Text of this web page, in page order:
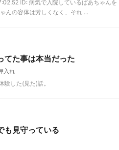
ID: 病気で入院しているばあちゃんを
んの容体は芳しくなく、それ ...
てた事は本当だった
入れ
した(見た)話。
も見守っている